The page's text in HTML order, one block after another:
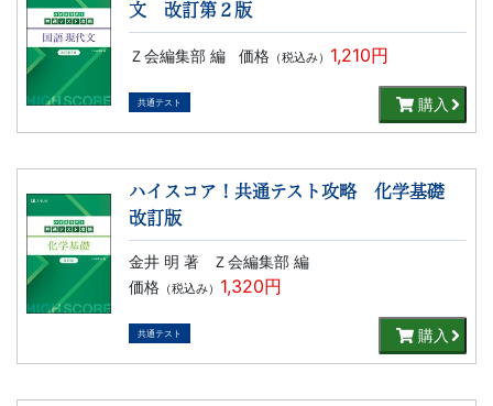
学
生
向
け
書
籍、
芸
文 改訂第２版
Ｚ会編集部 編 価格（税込み） 1,210円
共通テスト 購入
ハイスコア！共通テスト攻略 化学基礎
改訂版
金井 明 著
Ｚ会編集部 編
価格（税込み） 1,320円
共通テスト 購入